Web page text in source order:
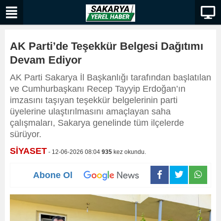
AK Parti’de Teşekkür Belgesi Dağıtımı
Devam Ediyor
AK Parti Sakarya İl Başkanlığı tarafından başlatılan
ve Cumhurbaşkanı Recep Tayyip Erdoğan’ın
imzasını taşıyan teşekkür belgelerinin parti
üyelerine ulaştırılmasını amaçlayan saha
çalışmaları, Sakarya genelinde tüm ilçelerde
sürüyor.
SİYASET - 12-06-2026 08:04 935 kez okundu.
Abone Ol